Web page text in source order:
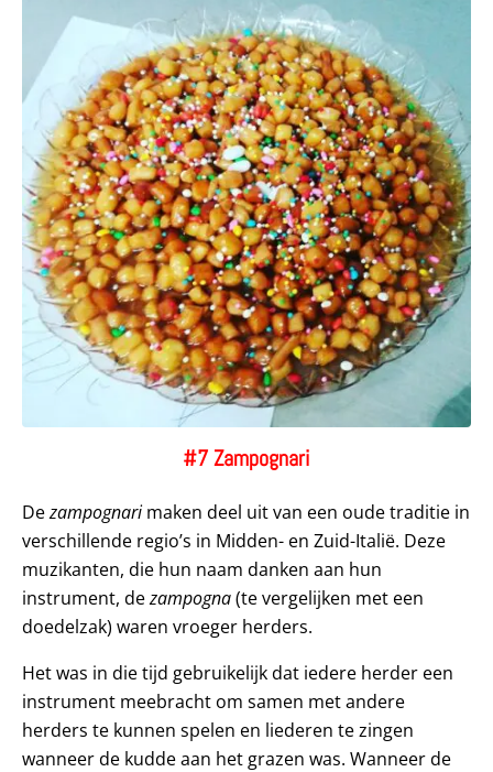
#7 Zampognari
Dezampognarimaken deel uit van een oude traditie in
verschillende regio’s in Midden- en Zuid-Italië. Deze
muzikanten, die hun naam danken aan hun
instrument, dezampogna(te vergelijken met een
doedelzak) waren vroeger herders.
Het was in die tijd gebruikelijk dat iedere herder een
instrument meebracht om samen met andere
herders te kunnen spelen en liederen te zingen
wanneer de kudde aan het grazen was. Wanneer de